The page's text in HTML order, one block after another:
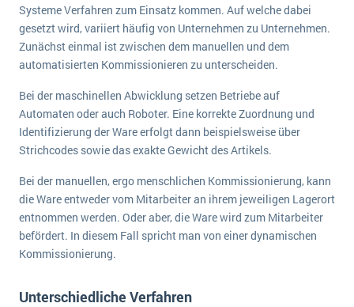
Systeme Verfahren zum Einsatz kommen. Auf welche dabei
gesetzt wird, variiert häufig von Unternehmen zu Unternehmen.
Zunächst einmal ist zwischen dem manuellen und dem
automatisierten Kommissionieren zu unterscheiden.
Bei der maschinellen Abwicklung setzen Betriebe auf
Automaten oder auch Roboter. Eine korrekte Zuordnung und
Identifizierung der Ware erfolgt dann beispielsweise über
Strichcodes sowie das exakte Gewicht des Artikels.
Bei der manuellen, ergo menschlichen Kommissionierung, kann
die Ware entweder vom Mitarbeiter an ihrem jeweiligen Lagerort
entnommen werden. Oder aber, die Ware wird zum Mitarbeiter
befördert. In diesem Fall spricht man von einer dynamischen
Kommissionierung.
Unterschiedliche Verfahren